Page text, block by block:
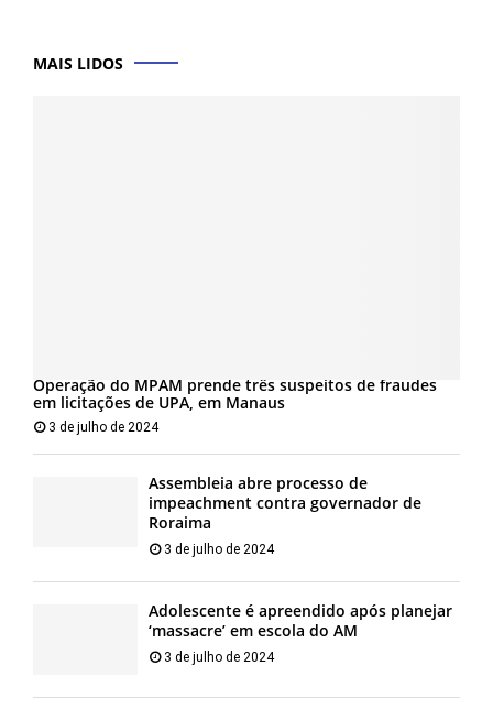
MAIS LIDOS
Operação do MPAM prende três suspeitos de fraudes
em licitações de UPA, em Manaus
3 de julho de 2024
Assembleia abre processo de
impeachment contra governador de
Roraima
3 de julho de 2024
Adolescente é apreendido após planejar
‘massacre’ em escola do AM
3 de julho de 2024